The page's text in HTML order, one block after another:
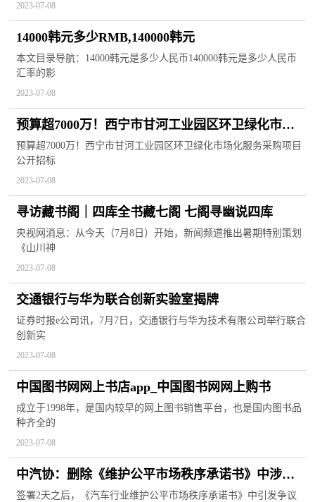
2023-07-08
14000韩元多少RMB,140000韩元
本文目录导航：14000韩元是多少人民币140000韩元是多少人民币
汇率的影
2023-07-08
预算超7000万！西宁市甘河工业园区环卫绿化市场
化服务采购项目公开招标！
预算超7000万！西宁市甘河工业园区环卫绿化市场化服务采购项目
公开招标
2023-07-08
寻访藏书阁｜四库全书藏七阁 七阁寻幽说四库
央视网消息：从今天（7月8日）开始，新闻频道推出暑期特别策划
《山川神
2023-07-08
交通银行与华为联合创新实验室揭牌
证券时报e公司讯，7月7日，交通银行与华为技术有限公司举行联合
创新实
2023-07-08
中国图书网网上书店app_中国图书网网上购书
成立于1998年，是国内较早的网上图书销售平台，也是国内图书品
种齐全的
2023-07-08
中汽协：删除《维护公平市场秩序承诺书》中涉价
格表述，有违反垄断法精神
签署2天之后，《汽车行业维护公平市场秩序承诺书》中引发争议